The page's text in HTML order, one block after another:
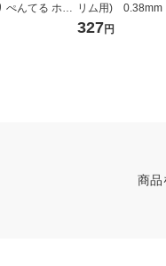
ぺんてる ホワ
カーノック
リム用)
本
327円
商品